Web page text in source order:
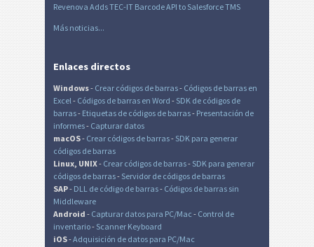
Revenova Adds TEC-IT Barcode API to Salesforce TMS
Más noticias...
Enlaces directos
Windows- Crear códigos de barras- Códigos de barras en
Excel- Códigos de barras en Word - SDK de códigos de
barras- Etiquetas de códigos de barras- Presentación de
informes- Capturar datos
macOS- Crear códigos de barras- SDK para generar
códigos de barras
Linux, UNIX- Crear códigos de barras- SDK para generar
códigos de barras- Servidor de códigos de barras
SAP- DLL de código de barras- Códigos de barras sin
Middleware
Android - Capturar datos para PC/Mac - Control de
inventario- Scanner Keyboard
iOS-Adquisición de datos para PC/Mac